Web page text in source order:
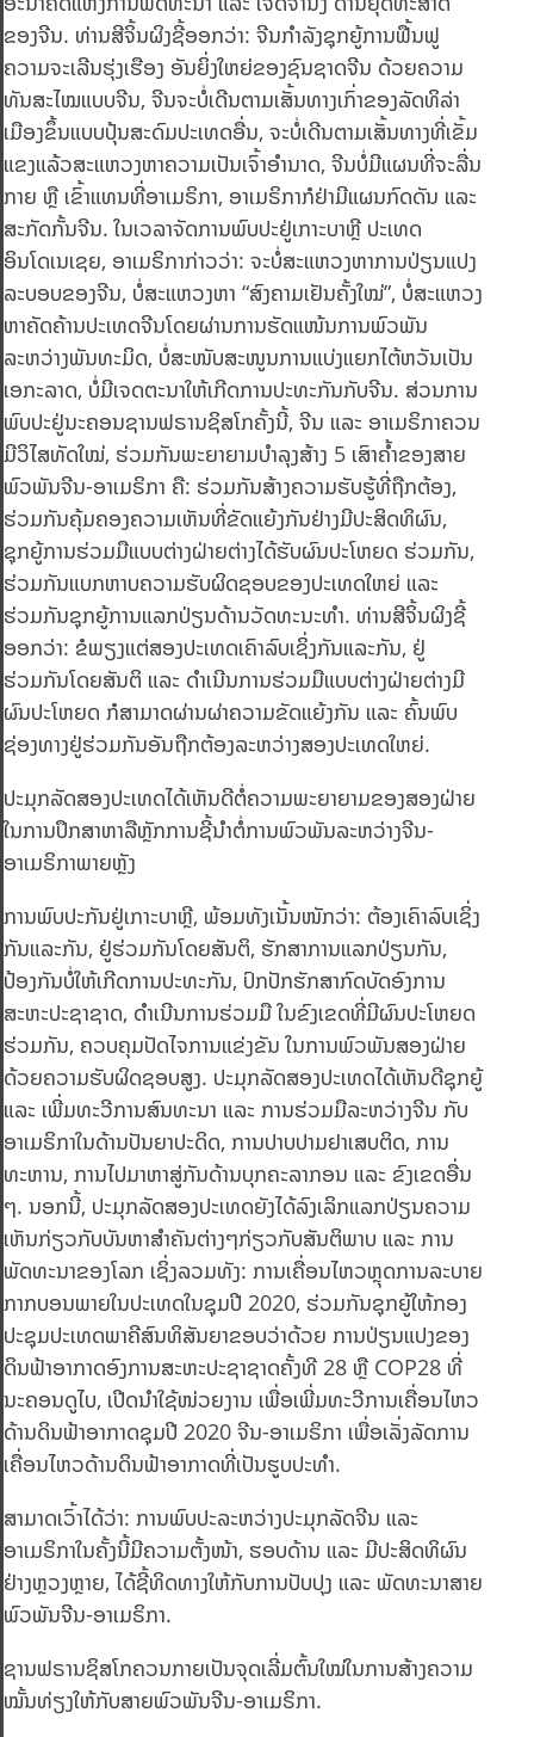
ຂອງຈີນ. ທ່ານສີຈິ້ນຜິງຊີ້ອອກວ່າ: ຈີນກຳລັງຊຸກຍູ້ການຟື້ນຟູ
ຄວາມຈະເລີນຮຸ່ງເຮືອງ ອັນຍິ່ງໃຫຍ່ຂອງຊົນຊາດຈີນ ດ້ວຍຄວາມ
ທັນສະໄໝແບບຈີນ, ຈີນຈະບໍ່ເດີນຕາມເສັ້ນທາງເກົ່າຂອງລັດທິລ່າ
ເມືອງຂຶ້ນແບບປຸ້ນສະດົມປະເທດອື່ນ, ຈະບໍ່ເດີນຕາມເສັ້ນທາງທີ່ເຂັ້ມ
ແຂງແລ້ວສະແຫວງຫາຄວາມເປັນເຈົ້າອຳນາດ, ຈີນບໍ່ມີແຜນທີ່ຈະລື່ນ
ກາຍ ຫຼື ເຂົ້າແທນທີ່ອາເມຣິກາ, ອາເມຣິກາກໍຢ່າມີແຜນກົດດັນ ແລະ
ສະກັດກັ້ນຈີນ. ໃນເວລາຈັດການພົບປະຢູ່ເກາະບາຫຼີ ປະເທດ
ອິນໂດເນເຊຍ, ອາເມຣິກາກ່າວວ່າ: ຈະບໍ່ສະແຫວງຫາການປ່ຽນແປງ
ລະບອບຂອງຈີນ, ບໍ່ສະແຫວງຫາ “ສົງຄາມເຢັນຄັ້ງໃໝ່”, ບໍ່ສະແຫວງ
ຫາຄັດຄ້ານປະເທດຈີນໂດຍຜ່ານການຮັດແໜ້ນການພົວພັນ
ລະຫວ່າງພັນທະມິດ, ບໍ່ສະໜັບສະໜູນການແບ່ງແຍກໄຕ້ຫວັນເປັນ
ເອກະລາດ, ບໍ່ມີເຈດຕະນາໃຫ້ເກີດການປະທະກັນກັບຈີນ. ສ່ວນການ
ພົບປະຢູ່ນະຄອນຊານຟຣານຊິສໂກຄັ້ງນີ້, ຈີນ ແລະ ອາເມຣິກາຄວນ
ມີວິໄສທັດໃໝ່, ຮ່ວມກັນພະຍາຍາມບຳລຸງສ້າງ 5 ເສົາຄ້ຳຂອງສາຍ
ພົວພັນຈີນ-ອາເມຣິກາ ຄື: ຮ່ວມກັນສ້າງຄວາມຮັບຮູ້ທີ່ຖືກຕ້ອງ,
ຮ່ວມກັນຄຸ້ມຄອງຄວາມເຫັນທີ່ຂັດແຍ້ງກັນຢ່າງມີປະສິດທິຜົນ,
ຊຸກຍູ້ການຮ່ວມມືແບບຕ່າງຝ່າຍຕ່າງໄດ້ຮັບຜົນປະໂຫຍດ ຮ່ວມກັນ,
ຮ່ວມກັນແບກຫາບຄວາມຮັບຜິດຊອບຂອງປະເທດໃຫຍ່ ແລະ
ຮ່ວມກັນຊຸກຍູ້ການແລກປ່ຽນດ້ານວັດທະນະທຳ. ທ່ານສີຈິ້ນຜິງຊີ້
ອອກວ່າ: ຂໍພຽງແຕ່ສອງປະເທດເຄົາລົບເຊິ່ງກັນແລະກັນ, ຢູ່
ຮ່ວມກັນໂດຍສັນຕິ ແລະ ດຳເນີນການຮ່ວມມືແບບຕ່າງຝ່າຍຕ່າງມີ
ຜົນປະໂຫຍດ ກໍສາມາດຜ່ານຜ່າຄວາມຂັດແຍ້ງກັນ ແລະ ຄົ້ນພົບ
ຊ່ອງທາງຢູ່ຮ່ວມກັນອັນຖືກຕ້ອງລະຫວ່າງສອງປະເທດໃຫຍ່.
ປະມຸກລັດສອງປະເທດໄດ້ເຫັນດີຕໍ່ຄວາມພະຍາຍາມຂອງສອງຝ່າຍ
ໃນການປຶກສາຫາລືຫຼັກການຊີ້ນໍາຕໍ່ການພົວພັນລະຫວ່າງຈີນ-
ອາເມຣິກາພາຍຫຼັງ
ການພົບປະກັນຢູ່ເກາະບາຫຼີ, ພ້ອມທັງເນັ້ນໜັກວ່າ: ຕ້ອງເຄົາລົບເຊິ່ງ
ກັນແລະກັນ, ຢູ່ຮ່ວມກັນໂດຍສັນຕິ, ຮັກສາການແລກປ່ຽນກັນ,
ປ້ອງກັນບໍ່ໃຫ້ເກີດການປະທະກັນ, ປົກປັກຮັກສາກົດບັດອົງການ
ສະຫະປະຊາຊາດ, ດໍາເນີນການຮ່ວມມື ໃນຂົງເຂດທີ່ມີຜົນປະໂຫຍດ
ຮ່ວມກັນ, ຄວບຄຸມປັດໄຈການແຂ່ງຂັນ ໃນການພົວພັນສອງຝ່າຍ
ດ້ວຍຄວາມຮັບຜິດຊອບສູງ. ປະມຸກລັດສອງປະເທດໄດ້ເຫັນດີຊຸກຍູ້
ແລະ ເພີ່ມທະວີການສົນທະນາ ແລະ ການຮ່ວມມືລະຫວ່າງຈີນ ກັບ
ອາເມຣິກາໃນດ້ານປັນຍາປະດິດ, ການປາບປາມຢາເສບຕິດ, ການ
ທະຫານ, ການໄປມາຫາສູ່ກັນດ້ານບຸກຄະລາກອນ ແລະ ຂົງເຂດອື່ນ
ໆ. ນອກນີ້, ປະມຸກລັດສອງປະເທດຍັງໄດ້ລົງເລິກແລກປ່ຽນຄວາມ
ເຫັນກ່ຽວກັບບັນຫາສຳຄັນຕ່າງໆກ່ຽວກັບສັນຕິພາບ ແລະ ການ
ພັດທະນາຂອງໂລກ ເຊິ່ງລວມທັງ: ການເຄື່ອນໄຫວຫຼຸດການລະບາຍ
ກາກບອນພາຍໃນປະເທດໃນຊຸມປີ 2020, ຮ່ວມກັນຊຸກຍູ້ໃຫ້ກອງ
ປະຊຸມປະເທດພາຄີສົນທິສັນຍາຂອບວ່າດ້ວຍ ການປ່ຽນແປງຂອງ
ດິນຟ້າອາກາດອົງການສະຫະປະຊາຊາດຄັ້ງທີ 28 ຫຼື COP28 ທີ່
ນະຄອນດູໄບ, ເປີດນໍາໃຊ້ໜ່ວຍງານ ເພື່ອເພີ່ມທະວີການເຄື່ອນໄຫວ
ດ້ານດິນຟ້າອາກາດຊຸມປີ 2020 ຈີນ-ອາເມຣິກາ ເພື່ອເລັ່ງລັດການ
ເຄື່ອນໄຫວດ້ານດິນຟ້າອາກາດທີ່ເປັນຮູບປະທຳ.
ສາມາດເວົ້າໄດ້ວ່າ: ການພົບປະລະຫວ່າງປະມຸກລັດຈີນ ແລະ
ອາເມຣິກາໃນຄັ້ງນີ້ມີຄວາມຕັ້ງໜ້າ, ຮອບດ້ານ ແລະ ມີປະສິດທິຜົນ
ຢ່າງຫຼວງຫຼາຍ, ໄດ້ຊີ້ທິດທາງໃຫ້ກັບການປັບປຸງ ແລະ ພັດທະນາສາຍ
ພົວພັນຈີນ-ອາເມຣິກາ.
ຊານຟຣານຊິສໂກຄວນກາຍເປັນຈຸດເລີ່ມຕົ້ນໃໝ່ໃນການສ້າງຄວາມ
ໝັ້ນທ່ຽງໃຫ້ກັບສາຍພົວພັນຈີນ-ອາເມຣິກາ.